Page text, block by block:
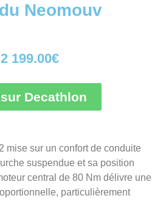
Neomouv
2 199.00€
Decathlon
mise sur un confort de conduite
suspendue et sa position
central de 80 Nm délivre une
particulièrement